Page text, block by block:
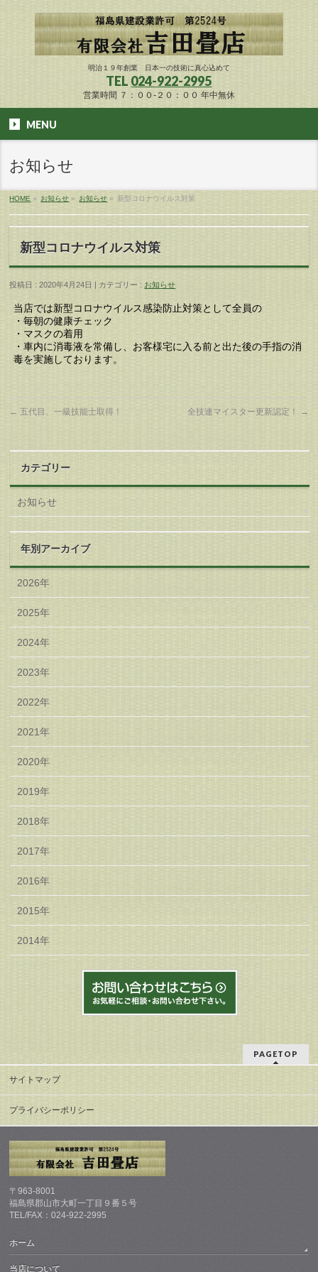
明治１９年創業 日本一の技術に真心込めて
TEL 024-922-2995
営業時間 ７：００-２０：００ 年中無休
MENU
お知らせ
HOME » お知らせ » お知らせ » 新型コロナウイルス対策
新型コロナウイルス対策
投稿日 : 2020年4月24日 | カテゴリー : お知らせ
当店では新型コロナウイルス感染防止対策として全員の
・毎朝の健康チェック
・マスクの着用
・車内に消毒液を常備し、お客様宅に入る前と出た後の手指の消
毒を実施しております。
← 五代目、一級技能士取得！ 全技連マイスター更新認定！ →
カテゴリー
お知らせ
年別アーカイブ
2026年
2025年
2024年
2023年
2022年
2021年
2020年
2019年
2018年
2017年
2016年
2015年
2014年
PAGETOP
サイトマップ
プライバシーポリシー
〒963-8001
福島県郡山市大町一丁目９番５号
TEL/FAX：024-922-2995
ホーム
当店について